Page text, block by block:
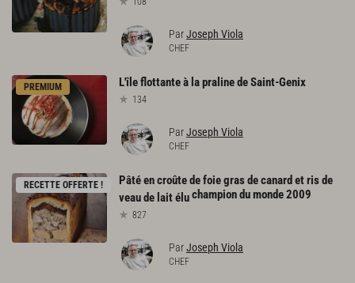
ParJoseph Viola
CHEF
PREMIUM L'îleflottanteà lapralinedeSaint-Genix
134
ParJoseph Viola
CHEF
RECETTE OFFERTE !
Pâté en croûte de foie gras de canard et ris de
veau de lait éluchampion du monde 2009
827
ParJoseph Viola
CHEF